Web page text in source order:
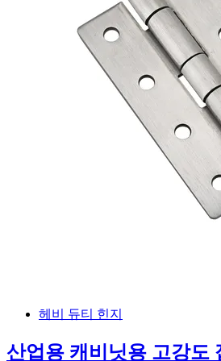
헤비 듀티 힌지
산업용 캐비닛용 고강도